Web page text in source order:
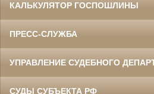
КАЛЬКУЛЯТОР ГОСПОШЛИНЫ
ПРЕСС-СЛУЖБА
УПРАВЛЕНИЕ СУДЕБНОГО
СУДЫ СУБЪЕКТА РФ